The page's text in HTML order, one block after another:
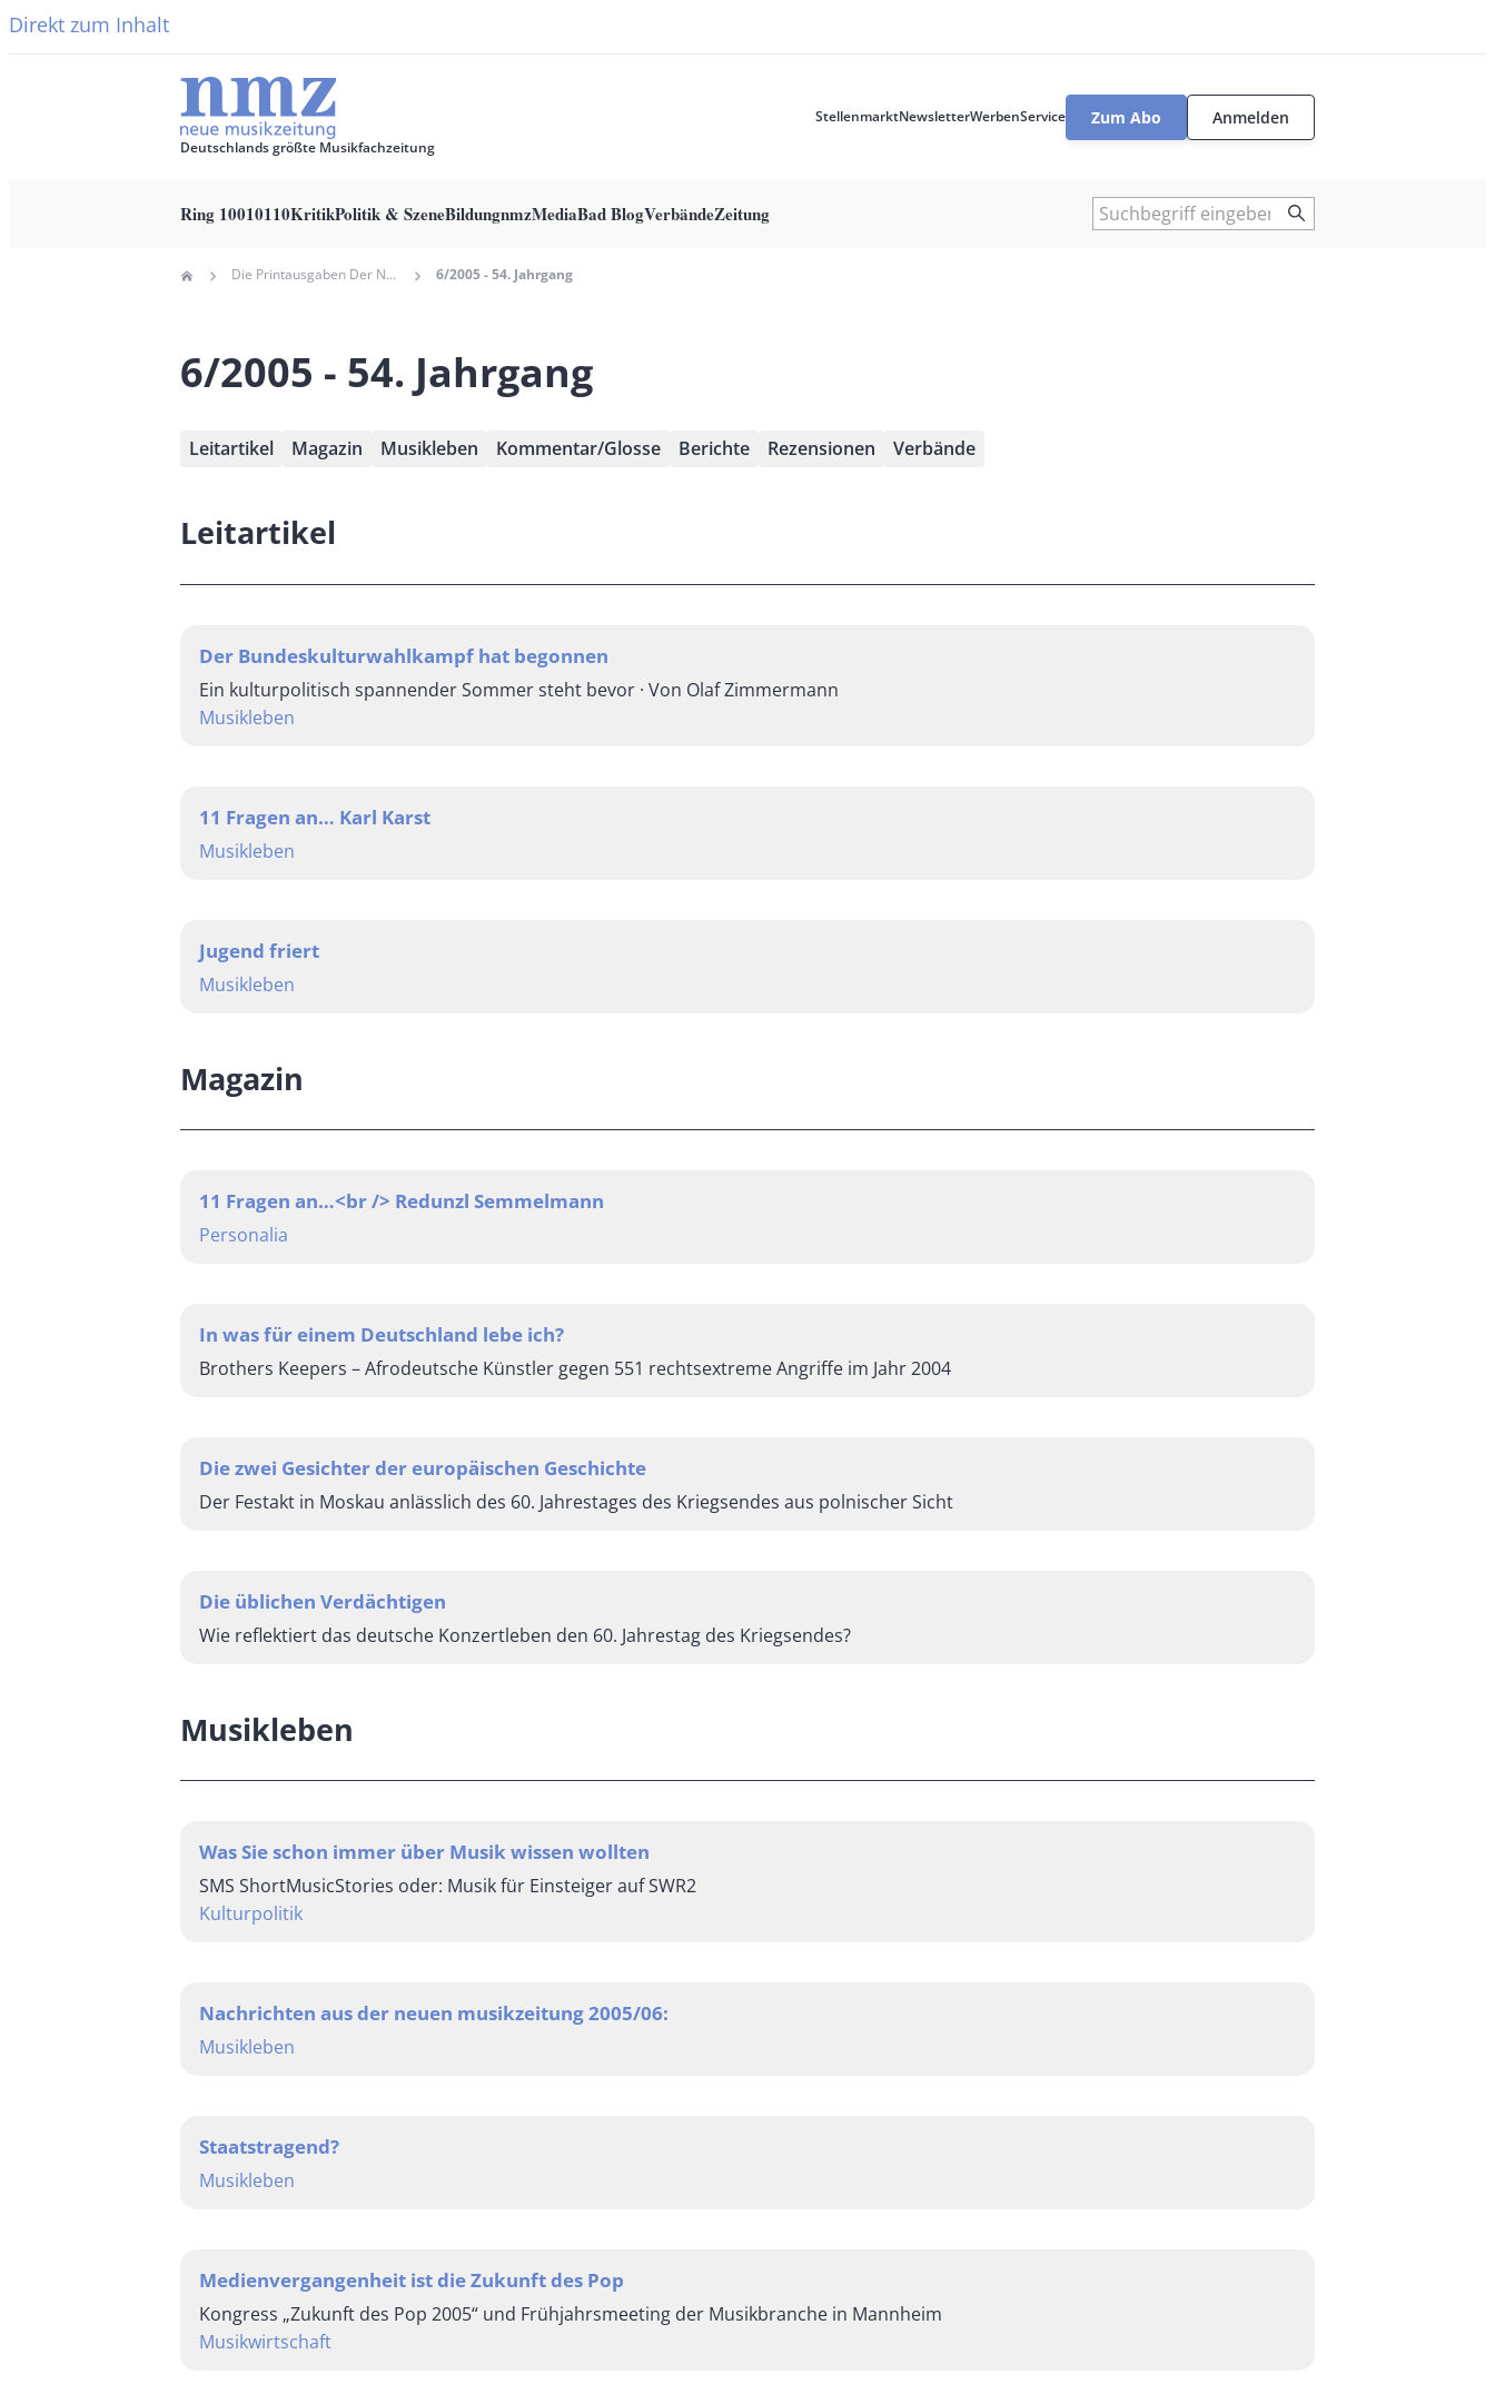
Direkt zum Inhalt
Deutschlands größte Musikfachzeitung
StellenmarktNewsletterWerbenService
User
Zum Abo Anmelden
navigation
Ring 10010110KritikPolitik & SzeneBildungnmzMediaBad BlogVerbändeZeitung Suche
Home Die Printausgaben Der Neuen Musikzeitung Seit 1997 6/2005 - 54. Jahrgang
6/2005 - 54. Jahrgang
Leitartikel Magazin Musikleben Kommentar/Glosse Berichte Rezensionen Verbände
Leitartikel
Der Bundeskulturwahlkampf hat begonnen
Ein kulturpolitisch spannender Sommer steht bevor · Von Olaf Zimmermann
Musikleben
11 Fragen an… Karl Karst
Musikleben
Jugend friert
Musikleben
Magazin
11 Fragen an…<br /> Redunzl Semmelmann
Personalia
In was für einem Deutschland lebe ich?
Brothers Keepers – Afrodeutsche Künstler gegen 551 rechtsextreme Angriffe im Jahr 2004
Die zwei Gesichter der europäischen Geschichte
Der Festakt in Moskau anlässlich des 60. Jahrestages des Kriegsendes aus polnischer Sicht
Die üblichen Verdächtigen
Wie reflektiert das deutsche Konzertleben den 60. Jahrestag des Kriegsendes?
Musikleben
Was Sie schon immer über Musik wissen wollten
SMS ShortMusicStories oder: Musik für Einsteiger auf SWR2
Kulturpolitik
Nachrichten aus der neuen musikzeitung 2005/06:
Musikleben
Staatstragend?
Musikleben
Medienvergangenheit ist die Zukunft des Pop
Kongress „Zukunft des Pop 2005“ und Frühjahrsmeeting der Musikbranche in Mannheim
Musikwirtschaft